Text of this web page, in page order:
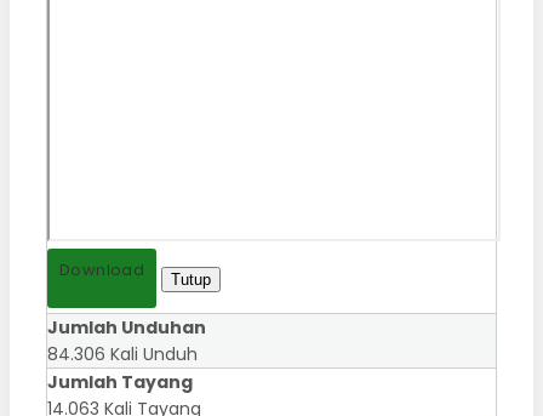
Download Tutup
Jumlah Unduhan
84.306 Kali Unduh
Jumlah Tayang
14.063 Kali Tayang